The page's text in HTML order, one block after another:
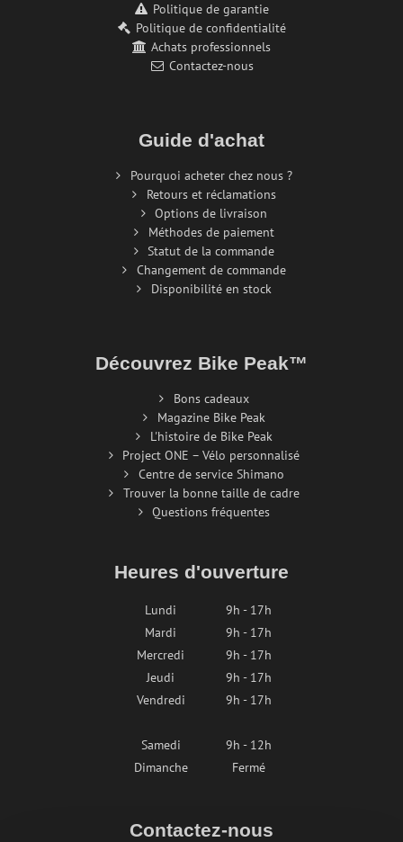
Politique de garantie
Politique de confidentialité
Achats professionnels
Contactez-nous
Guide d'achat
Pourquoi acheter chez nous ?
Retours et réclamations
Options de livraison
Méthodes de paiement
Statut de la commande
Changement de commande
Disponibilité en stock
Découvrez Bike Peak™
Bons cadeaux
Magazine Bike Peak
L'histoire de Bike Peak
Project ONE – Vélo personnalisé
Centre de service Shimano
Trouver la bonne taille de cadre
Questions fréquentes
Heures d'ouverture
Lundi
9h - 17h
Mardi
9h - 17h
Mercredi
9h - 17h
Jeudi
9h - 17h
Vendredi
9h - 17h
Samedi
9h - 12h
Dimanche
Fermé
Contactez-nous